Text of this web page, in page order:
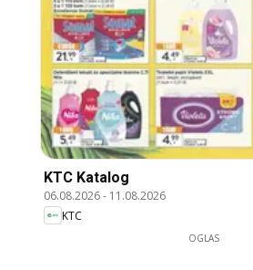
KTC Katalog
06.08.2026- 11.08.2026
KTC
OGLAS